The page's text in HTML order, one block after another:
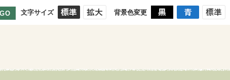
GO 文字サイズ 背景色変更